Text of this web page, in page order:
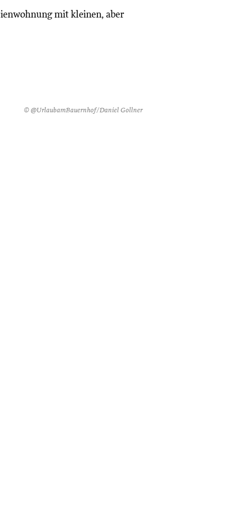
mit kleinen, aber
© @UrlaubamBauernhof/Daniel Gollner